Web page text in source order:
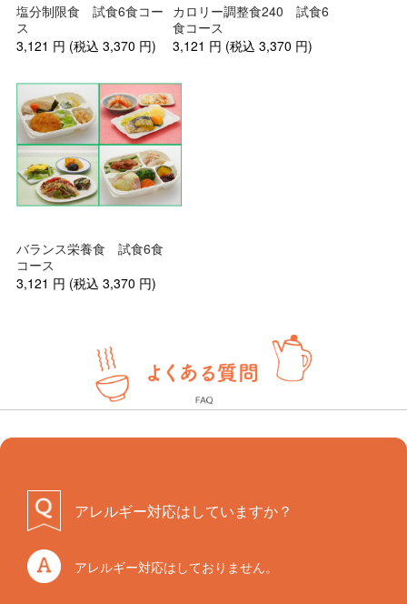
塩分制限食 試食6食コー
ス
3,121 円 (税込 3,370 円)
カロリー調整食240 試食6
食コース
3,121 円 (税込 3,370 円)
バランス栄養食 試食6食
コース
3,121 円 (税込 3,370 円)
アレルギー対応はしていますか？
アレルギー対応はしておりません。